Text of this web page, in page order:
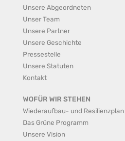
Unsere Abgeordneten
Unser Team
Unsere Partner
Unsere Geschichte
Pressestelle
Unsere Statuten
Kontakt
WOFÜR WIR STEHEN
Wiederaufbau- und Resilienzplan
Das Grüne Programm
Unsere Vision